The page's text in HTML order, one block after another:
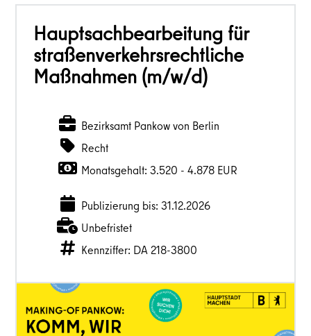
Hauptsachbearbeitung für
straßenverkehrsrechtliche
Maßnahmen (m/w/d)
Bezirksamt Pankow von Berlin
Recht
Monatsgehalt: 3.520 - 4.878 EUR
Publizierung bis: 31.12.2026
Unbefristet
Kennziffer: DA 218-3800